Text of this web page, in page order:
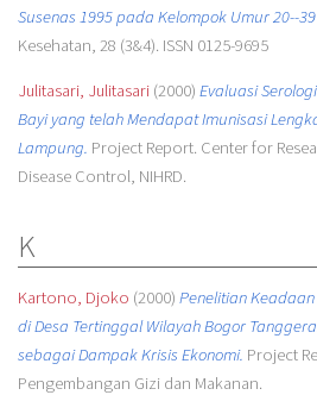
Susenas 1995 pada Kelompok Umur 20--
Kesehatan, 28 (3&4). ISSN 0125-9695
Julitasari, Julitasari(2000) Evaluasi
Bayi yang telah Mendapat Imunisasi
Lampung. Project Report. Center for
Disease Control, NIHRD.
K
Kartono, Djoko (2000) Penelitian
di Desa Tertinggal Wilayah Bogor
sebagai Dampak Krisis Ekonomi. Project
Pengembangan Gizi dan Makanan.